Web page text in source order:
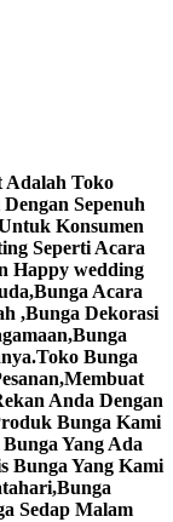
Adalah Toko
Sepenuh
Konsumen
Seperti Acara
Happy wedding
Acara
,Bunga Dekorasi
Bunga
Anda Dengan
Bunga Kami
Yang Ada
Bunga Yang Kami
Sedap Malam